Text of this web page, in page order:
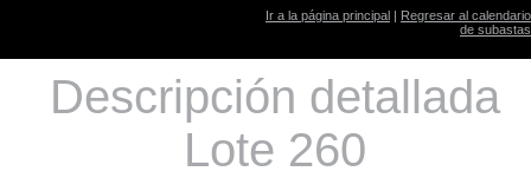
Ir a la página principal | Regresar al calendario
de subastas
Descripción detallada
Lote 260